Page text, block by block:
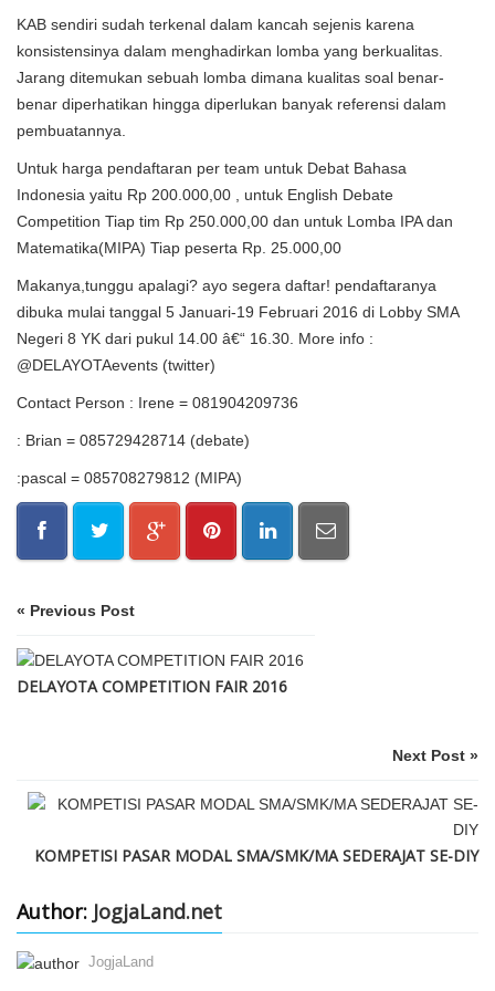
KAB sendiri sudah terkenal dalam kancah sejenis karena
konsistensinya dalam menghadirkan lomba yang berkualitas.
Jarang ditemukan sebuah lomba dimana kualitas soal benar-
benar diperhatikan hingga diperlukan banyak referensi dalam
pembuatannya.
Untuk harga pendaftaran per team untuk Debat Bahasa
Indonesia yaitu Rp 200.000,00 , untuk English Debate
Competition Tiap tim Rp 250.000,00 dan untuk Lomba IPA dan
Matematika(MIPA) Tiap peserta Rp. 25.000,00
Makanya,tunggu apalagi? ayo segera daftar! pendaftaranya
dibuka mulai tanggal 5 Januari-19 Februari 2016 di Lobby SMA
Negeri 8 YK dari pukul 14.00 â€“ 16.30. More info :
@DELAYOTAevents (twitter)
Contact Person : Irene = 081904209736
: Brian = 085729428714 (debate)
:pascal = 085708279812 (MIPA)
« Previous Post
DELAYOTA COMPETITION FAIR 2016
Next Post »
KOMPETISI PASAR MODAL SMA/SMK/MA SEDERAJAT SE-DIY
Author: JogjaLand.net
JogjaLand